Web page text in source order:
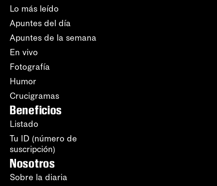
Lo más leído
Apuntes del día
Apuntes de la semana
En vivo
Fotografía
Humor
Crucigramas
Beneficios
Listado
Tu ID (número de
suscripción)
Nosotros
Sobre la diaria